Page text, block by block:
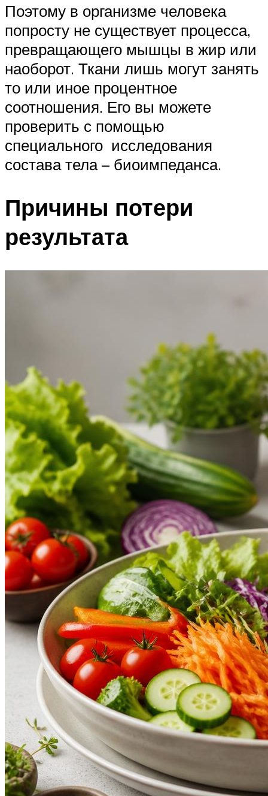
Поэтому в организме человека
попросту не существует процесса,
превращающего мышцы в жир или
наоборот. Ткани лишь могут занять
то или иное процентное
соотношения. Его вы можете
проверить с помощью
специального исследования
состава тела – биоимпеданса.
Причины потери
результата